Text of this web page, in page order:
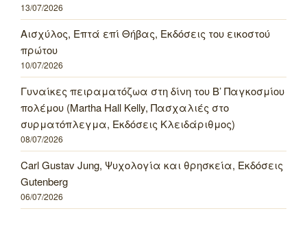
13/07/2026
Αισχύλος, Επτά επί Θήβας, Εκδόσεις του εικοστού
πρώτου
10/07/2026
Γυναίκες πειραματόζωα στη δίνη του Β’ Παγκοσμίου
πολέμου (Martha Hall Kelly, Πασχαλιές στο
συρματόπλεγμα, Εκδόσεις Κλειδάριθμος)
08/07/2026
Carl Gustav Jung, Ψυχολογία και θρησκεία, Εκδόσεις
Gutenberg
06/07/2026